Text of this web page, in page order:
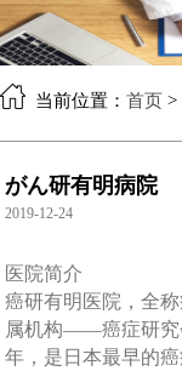
当前位置： 首页 >
がん研有明病院
2019-12-24
医院简介
癌研有明医院，全
属机构——癌症研究
年，是日本最早的